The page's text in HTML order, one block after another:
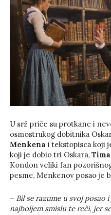
U srž priče su protkane i
osmostrukog dobitnika
Menkena i tekstopisca koji
koji je dobio tri Oskara,
Kondon veliki fan
pesme, Menkenov posao je
– Bil se razume u svoj posao
najboljem smislu te reči, jer